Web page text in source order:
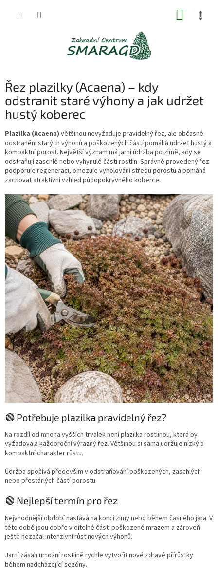
Řez plazilky (Acaena) – kdy
odstranit staré výhony a jak udržet
hustý koberec
Plazilka (Acaena) většinou nevyžaduje pravidelný řez, ale občasné
odstranění starých výhonů a poškozených částí pomáhá udržet hustý a
kompaktní porost. Největší význam má jarní údržba po zimě, kdy se
odstraňují zaschlé nebo vyhynulé části rostlin. Správně provedený řez
podporuje regeneraci, omezuje vyholování středu porostu a pomáhá
zachovat atraktivní vzhled půdopokryvného koberce.
🟢 Potřebuje plazilka pravidelný řez?
Na rozdíl od mnoha vyšších trvalek není plazilka rostlinou, která by
vyžadovala každoroční výrazný řez. Většinou si sama udržuje nízký a
kompaktní charakter růstu.
Údržba spočívá především v odstraňování poškozených, zaschlých
nebo přestárlých částí porostu.
🟢 Nejlepší termín pro řez
Nejvhodnější období nastává na konci zimy nebo během časného jara. V
této době jsou dobře viditelné části poškozené mrazem a zároveň
ještě nezačal intenzivní růst nových výhonů.
Jarní zásah umožní rostlině rychle vytvořit nové zdravé přírůstky
během nadcházející sezóny.